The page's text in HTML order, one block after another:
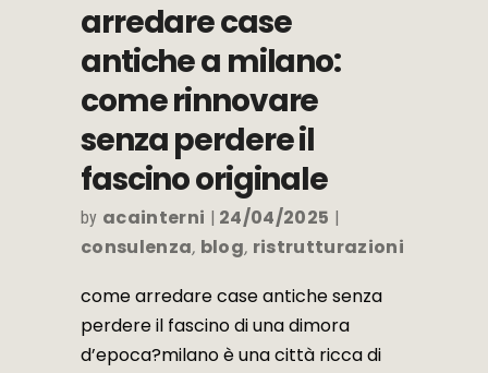
arredare case
antiche a milano:
come rinnovare
senza perdere il
fascino originale
by acainterni
24/04/2025
consulenza, blog, ristrutturazioni
come arredare case antiche senza
perdere il fascino di una dimora
d’epoca?milano è una città ricca di